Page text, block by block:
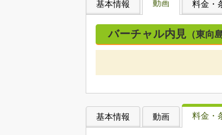
基本情報 動画 料金・
バーチャル内見 （東
基本情報 動画 料金・